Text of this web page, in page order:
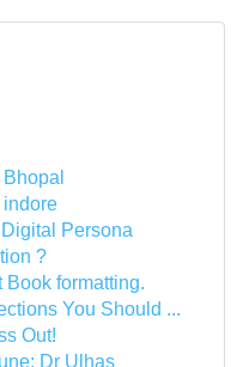
indore
Persona
?
Book formatting.
You Should ...
Out!
Dr Ulhas